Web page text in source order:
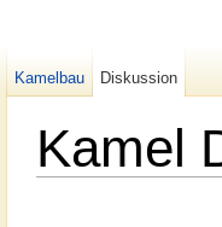
Kamel
Kamelbau Diskussion